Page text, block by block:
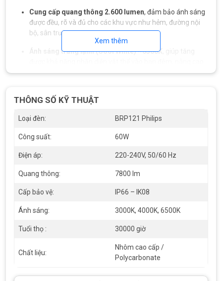
Cung cấp quang thông 2.600 lumen, đảm bảo ánh sáng
được đều, rõ và đủ cho các khu vực như hẻm, đường nội
bộ, sân trường.
Ánh sáng trắng lạnh (Cool White) ~6500K
độ an toàn cho người đi đường.
giác dễ chịu cho mắt và an toàn cho thị giác người sử
động, không bị suy giảm như là các loại đèn truyền thống.
Với chỉ 20W, bạn vẫn có được một nguồn sáng chất lượng cao,
đồng đều và rõ ràng trong nhiều năm sử dụng liên tục.
Xem thêm
THÔNG SỐ KỸ THUẬT
Loại đèn: BRP121 Philips
Công suất: 60W
Điện áp: 220-240V, 50/60 Hz
Quang thông: 7800 lm
Cấp bảo vệ: IP66 – IK08
Ánh sáng: 3000K, 4000K, 6500K
Tuổi thọ : 30000 giờ
Chất liệu:
Nhôm cao cấp /
Polycarbonate